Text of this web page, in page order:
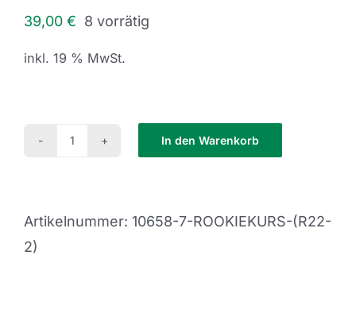
39,00 € 8 vorrätig
inkl. 19 % MwSt.
Rookiekurs
Menge
In den Warenkorb
Artikelnummer: 10658-7-ROOKIEKURS-(R22-
2)